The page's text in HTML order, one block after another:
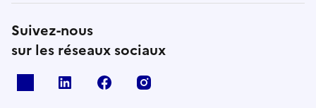
Suivez-nous
sur les réseaux sociaux
Linkedin Facebook